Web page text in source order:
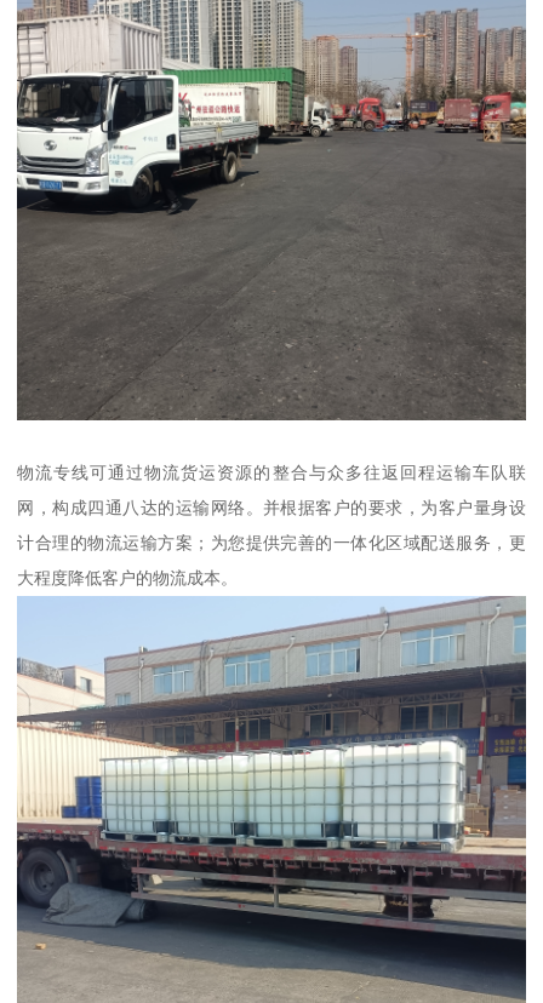
物流专线可通过物流货运资源的整合与众多往返回程运输车队联
网，构成四通八达的运输网络。并根据客户的要求，为客户量身设
计合理的物流运输方案；为您提供完善的一体化区域配送服务，更
大程度降低客户的物流成本。